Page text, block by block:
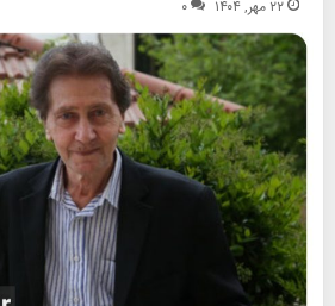
۲۲ مهر, ۱۴۰۴ ۰